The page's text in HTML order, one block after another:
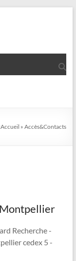
Accueil »Accès&Contacts
Recherche -
cedex 5 -